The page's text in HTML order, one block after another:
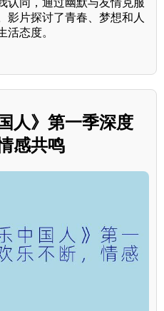
影片探讨了青春、梦想和人
活态度。
人》第一季深度
感共鸣